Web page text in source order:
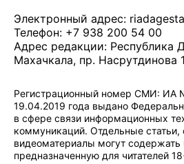
Электронный адрес:
Телефон: +7 938 200 54 00
Адрес редакции: Республика
Махачкала, пр. Насрутдинова
Регистрационный номер СМИ: ИА
19.04.2019 года выдано
в сфере связи информационных
коммуникаций. Отдельные статьи,
видеоматериалы могут
предназначенную для читателей